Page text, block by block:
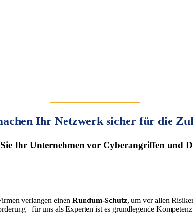
Ihr Netzwerk sicher für die
Sie Ihr Unternehmen vor Cyberangriffen und
verlangen einen Rundum-Schutz, um vor allen
für uns als Experten ist es grundlegende Kompetenz.